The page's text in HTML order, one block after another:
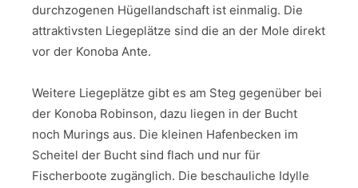
durchzogenen Hügellandschaft ist einmalig. Die
attraktivsten Liegeplätze sind die an der Mole direkt
vor der Konoba Ante.
Weitere Liegeplätze gibt es am Steg gegenüber bei
der Konoba Robinson, dazu liegen in der Bucht
noch Murings aus. Die kleinen Hafenbecken im
Scheitel der Bucht sind flach und nur für
Fischerboote zugänglich. Die beschauliche Idylle